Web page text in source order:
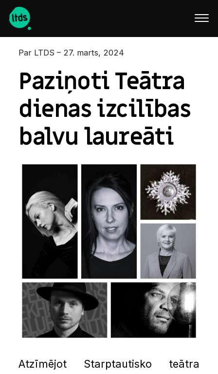
Par LTDS – 27. marts, 2024
Paziņoti Teātra
dienas izcilības
balvu laureāti
Atzīmējot Starptautisko teātra